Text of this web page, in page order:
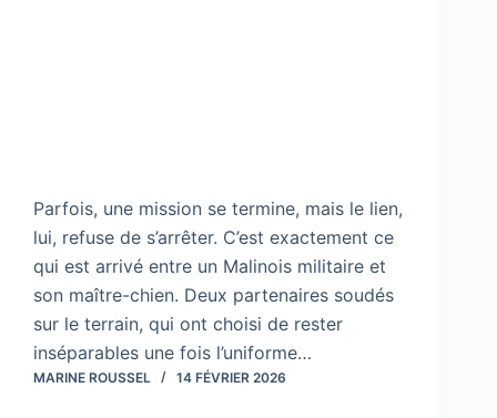
Parfois, une mission se termine, mais le lien,
lui, refuse de s’arrêter. C’est exactement ce
qui est arrivé entre un Malinois militaire et
son maître-chien. Deux partenaires soudés
sur le terrain, qui ont choisi de rester
inséparables une fois l’uniforme…
MARINE ROUSSEL 14 FÉVRIER 2026